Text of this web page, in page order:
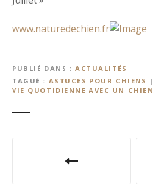
www.naturedechien.fr
PUBLIÉ DANS
ACTUALITÉS
TAGUÉ
ASTUCES POUR CHIENS |
VIE QUOTIDIENNE AVEC UN CHIEN